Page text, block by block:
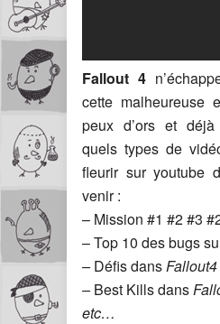
Fallout 4
cette malheureuse
peux d’ors et
quels types de
fleurir sur youtube
venir :
– Mission #1 #2 #3
– Top 10 des bugs
–Défis dansFallout4
–Best Kills dans
etc…